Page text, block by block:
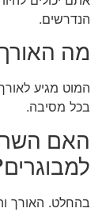
הנדרשים.
מה
בכל מסיבה.
האם
בהחלט. האורך